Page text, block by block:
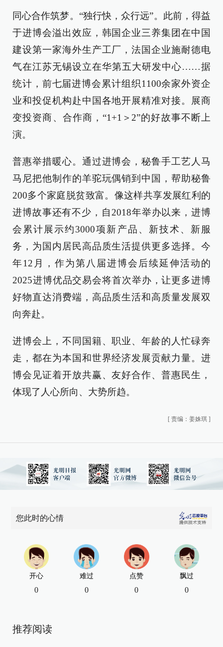
同心合作筑梦。“独行快，众行远”。此前，得益
于进博会溢出效应，韩国企业三养集团在中国
建设第一家海外生产工厂，法国企业施耐德电
气在江苏无锡设立在华第五大研发中心……据
统计，前七届进博会累计组织1100余家外资企
业和投促机构赴中国各地开展精准对接。展商
变投资商、合作商，“1+1＞2”的好故事不断上
演。
普惠举措暖心。通过进博会，秘鲁手工艺人马
马尼把他制作的羊驼玩偶销到中国，帮助秘鲁
200多个家庭脱贫致富。像这样共享发展红利的
进博故事还有不少，自2018年举办以来，进博
会累计展示约3000项新产品、新技术、新服
务，为国内居民高品质生活提供更多选择。今
年12月，作为第八届进博会后续延伸活动的
2025进博优品交易会将首次举办，让更多进博
好物直达消费端，高品质生活和高质量发展双
向奔赴。
进博会上，不同国籍、职业、年龄的人忙碌奔
走，都在为本国和世界经济发展贡献力量。进
博会见证着开放共赢、友好合作、普惠民生，
体现了人心所向、大势所趋。
[ 责编：姜姝琪 ]
您此时的心情
开心
0
难过
0
点赞
0
飘过
0
推荐阅读